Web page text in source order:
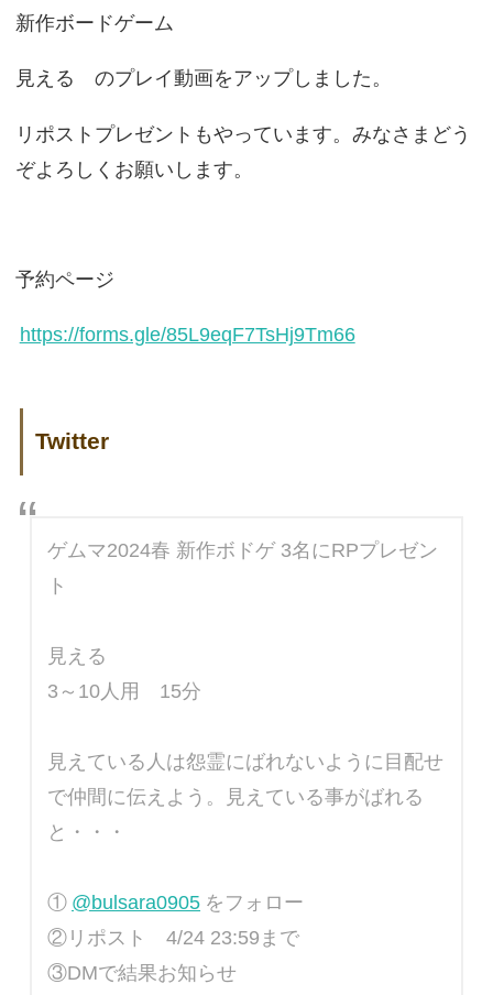
新作ボードゲーム
見える のプレイ動画をアップしました。
リポストプレゼントもやっています。みなさまどう
ぞよろしくお願いします。
予約ページ
https://forms.gle/85L9eqF7TsHj9Tm66
Twitter
ゲムマ2024春 新作ボドゲ 3名にRPプレゼン
ト
見える
3～10人用 15分
見えている人は怨霊にばれないように目配せ
で仲間に伝えよう。見えている事がばれる
と・・・
① @bulsara0905 をフォロー
②リポスト 4/24 23:59まで
③DMで結果お知らせ